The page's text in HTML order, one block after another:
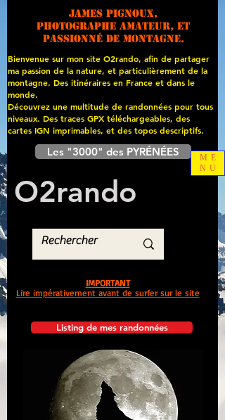
James PIGNOUX,
photographe amateur, et
passionné de montagne.
Bienvenue sur mon site O2rando, afin de partager
ma passion de la nature, et particulièrement de la
montagne. Des itinéraires en France et dans le
monde.
Découvrez une multitude de randonnées pour tous
niveaux. Des traces GPX téléchargeables, des
cartes IGN imprimables, et des topos descriptifs.
Les "3000" des PYRÉNÉES
O2rando
Listing de mes randonnées
IMPORTANT
Lire impérativement avant de surfer sur le site
ME
NU